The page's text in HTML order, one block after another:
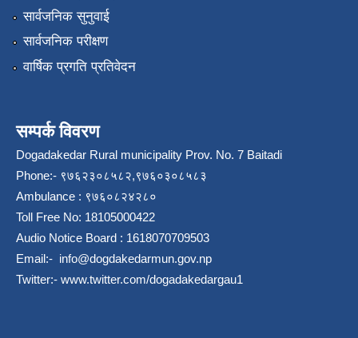
सार्वजनिक सुनुवाई
सार्वजनिक परीक्षण
वार्षिक प्रगति प्रतिवेदन
सम्पर्क विवरण
Dogadakedar Rural municipality Prov. No. 7 Baitadi
Phone:- ९७६२३०८५८२,९७६०३०८५८३
Ambulance : ९७६०८२४२८०
Toll Free No: 18105000422
Audio Notice Board : 1618070709503
Email:- info@dogdakedarmun.gov.np
Twitter:- www.twitter.com/dogadakedargau1